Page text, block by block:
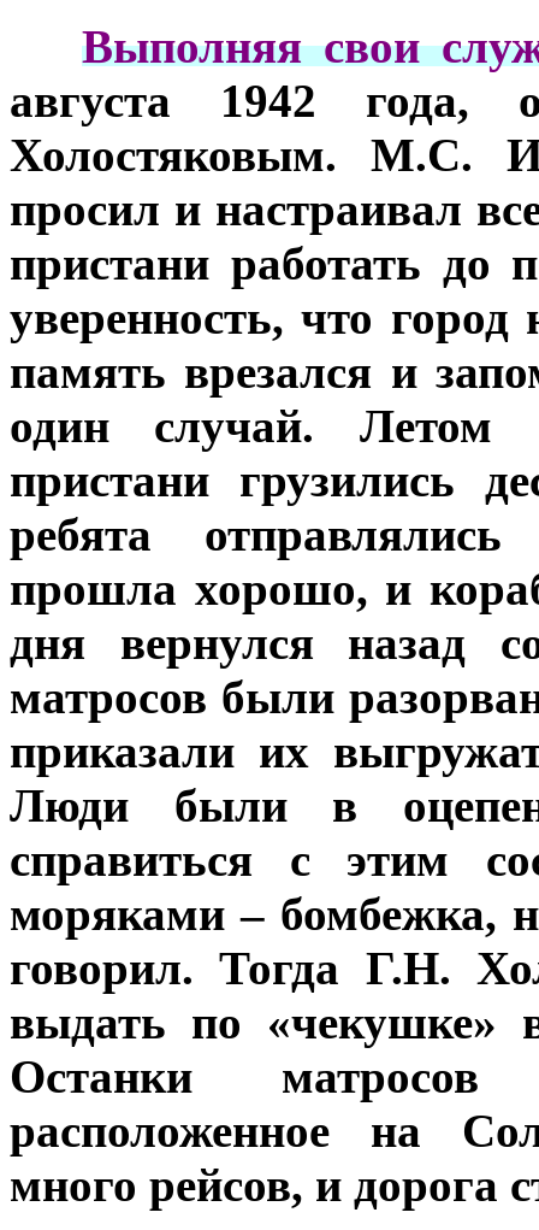
Выполняя свои
августа 1942 года,
Холостяковым. М.С.
просил и настраивал
пристани работать до
уверенность, что
память врезался и
один случай. Летом
пристани грузились
ребята
прошла хорошо, и
дня вернулся назад
матросов были
приказали их
Люди были в
справиться с этим
моряками – бомбежка,
говорил. Тогда Г.Н.
выдать по «чекушке»
Останки
расположенное на
много рейсов, и дорога